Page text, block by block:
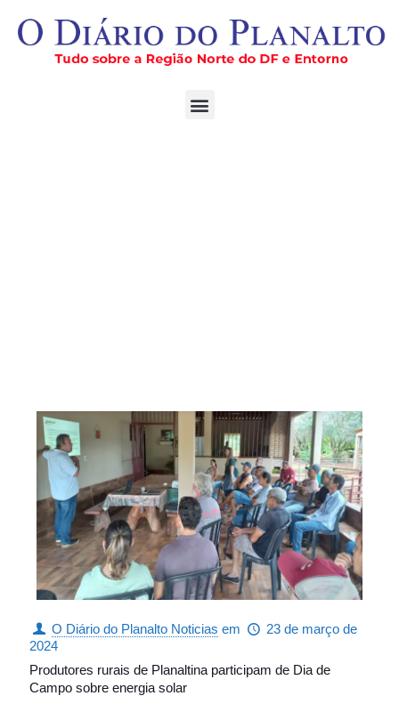
O Diário do Planalto Noticias em
23 de março de
2024
Produtores rurais de Planaltina participam de Dia de
Campo sobre energia solar